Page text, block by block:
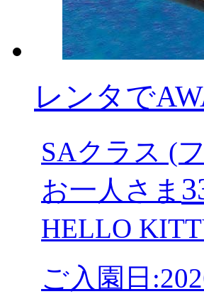
レンタで
SAクラス (
お一人さま
HELLO
ご入園日